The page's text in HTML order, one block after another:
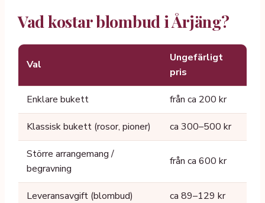
Vad kostar blombud i Årjäng?
Val
Ungefärligt
pris
Enklare bukett från ca 200 kr
Klassisk bukett (rosor, pioner) ca 300–500 kr
Större arrangemang /
begravning
från ca 600 kr
Leveransavgift (blombud) ca 89–129 kr